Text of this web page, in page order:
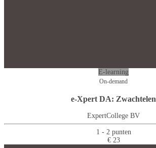
E-learning
On-demand
e-Xpert DA: Zwachtelen
ExpertCollege BV
1 - 2 punten
€ 23